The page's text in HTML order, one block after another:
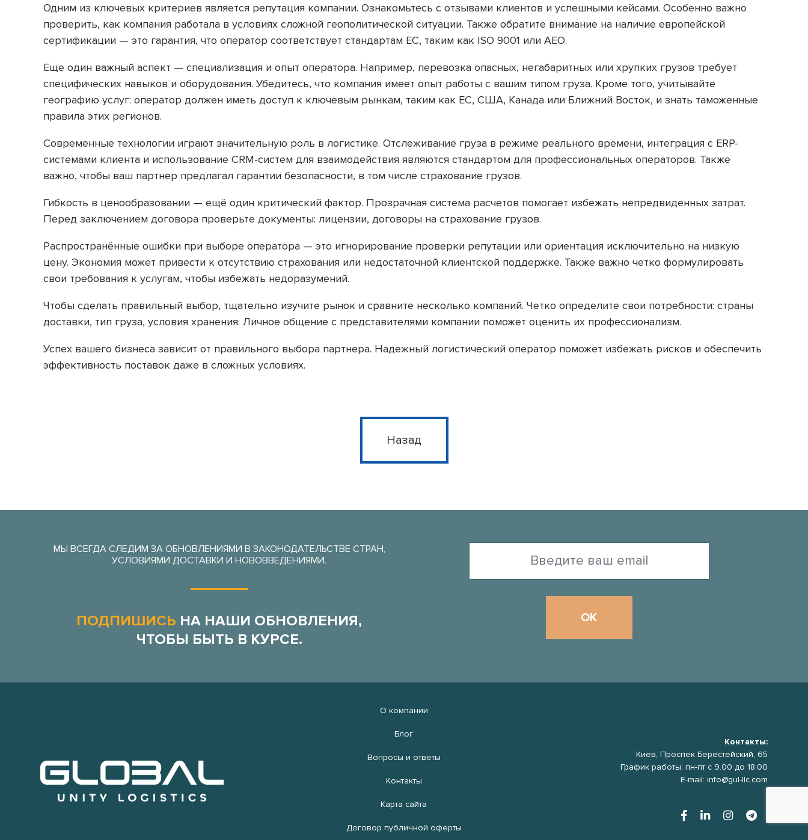
Одним из ключевых критериев является репутация компании. Ознакомьтесь с отзывами клиентов и успешными кейсами. Особенно важно
проверить, как компания работала в условиях сложной геополитической ситуации. Также обратите внимание на наличие европейской
сертификации — это гарантия, что оператор соответствует стандартам ЕС, таким как ISO 9001 или AEO.
Еще один важный аспект — специализация и опыт оператора. Например, перевозка опасных, негабаритных или хрупких грузов требует
специфических навыков и оборудования. Убедитесь, что компания имеет опыт работы с вашим типом груза. Кроме того, учитывайте
географию услуг: оператор должен иметь доступ к ключевым рынкам, таким как ЕС, США, Канада или Ближний Восток, и знать таможенные
правила этих регионов.
Современные технологии играют значительную роль в логистике. Отслеживание груза в режиме реального времени, интеграция с ERP-
системами клиента и использование CRM-систем для взаимодействия являются стандартом для профессиональных операторов. Также
важно, чтобы ваш партнер предлагал гарантии безопасности, в том числе страхование грузов.
Гибкость в ценообразовании — ещё один критический фактор. Прозрачная система расчетов помогает избежать непредвиденных затрат.
Перед заключением договора проверьте документы: лицензии, договоры на страхование грузов.
Распространённые ошибки при выборе оператора — это игнорирование проверки репутации или ориентация исключительно на низкую
цену. Экономия может привести к отсутствию страхования или недостаточной клиентской поддержке. Также важно четко формулировать
свои требования к услугам, чтобы избежать недоразумений.
Чтобы сделать правильный выбор, тщательно изучите рынок и сравните несколько компаний. Четко определите свои потребности: страны
доставки, тип груза, условия хранения. Личное общение с представителями компании поможет оценить их профессионализм.
Успех вашего бизнеса зависит от правильного выбора партнера. Надежный логистический оператор поможет избежать рисков и обеспечить
эффективность поставок даже в сложных условиях.
Назад
МЫ ВСЕГДА СЛЕДИМ ЗА ОБНОВЛЕНИЯМИ В ЗАКОНОДАТЕЛЬСТВЕ СТРАН,
УСЛОВИЯМИ ДОСТАВКИ И НОВОВВЕДЕНИЯМИ.
ПОДПИШИСЬ НА НАШИ ОБНОВЛЕНИЯ,
ЧТОБЫ БЫТЬ В КУРСЕ.
О компании
Блог
Вопросы и ответы
Контакты
Карта сайта
Договор публичной оферты
Контакты:
Киев, Проспек Берестейский, 65
График работы: пн-пт с 9.00 до 18.00
E-mail: info@gul-llc.com